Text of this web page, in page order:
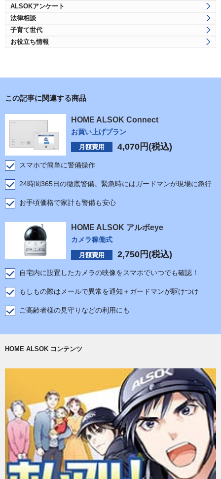
ALSOKアンケート
法律相談
子育て世代
お役立ち情報
この記事に関連する商品
HOME ALSOK Connect
お買い上げプラン
月額費用 4,070 円(税込)
スマホで簡単に警備操作
24時間365日の徹底警備。緊急時にはガードマンが現場に急行
お手頃価格で家計も警備も安心
HOME ALSOK アルボeye
カメラ稼働式
月額費用 2,750 円(税込)
自宅内に設置したカメラの映像をスマホでいつでも確認！
もしもの際はメールで異常を通知＋ガードマンが駆けつけ
ご高齢者様の見守りなどの利用にも
HOME ALSOK コンテンツ